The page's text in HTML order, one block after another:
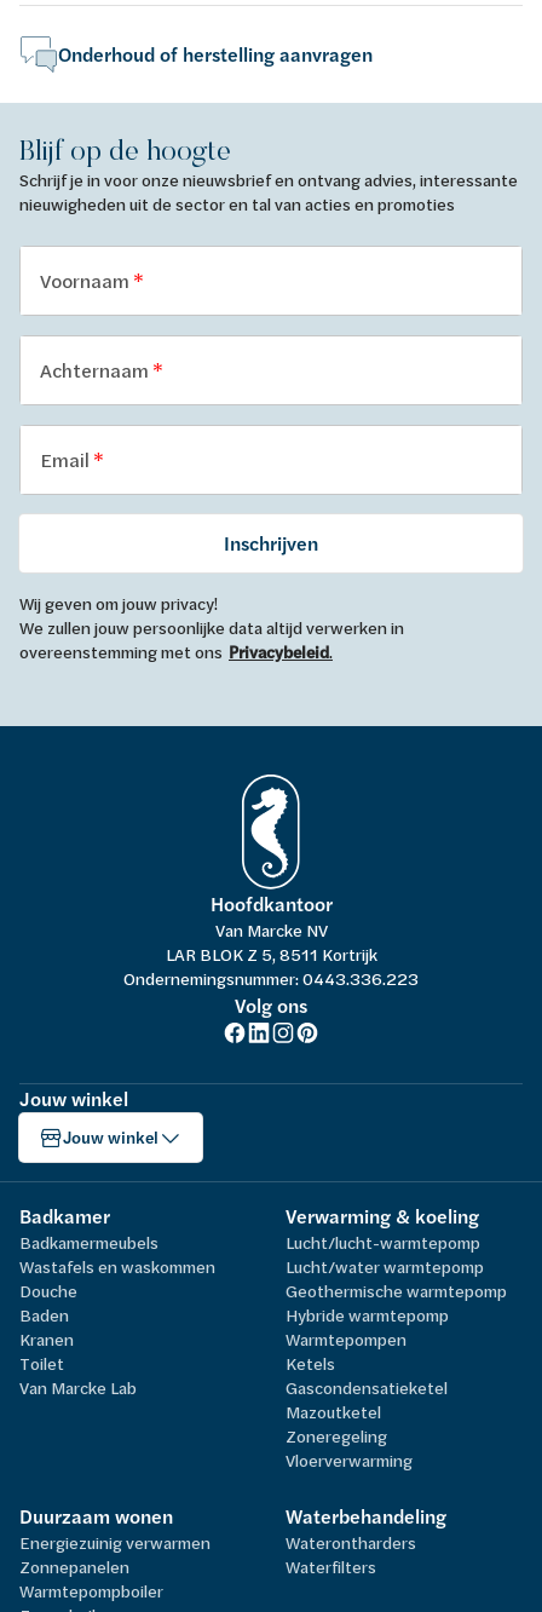
Onderhoud of herstelling aanvragen
Blijf op de hoogte
Schrijf je in voor onze nieuwsbrief en ontvang advies, interessante
nieuwigheden uit de sector en tal van acties en promoties
Voornaam
Achternaam
Email
Inschrijven
Wij geven om jouw privacy!
We zullen jouw persoonlijke data altijd verwerken in
overeenstemming met ons Privacybeleid.
Hoofdkantoor
Van Marcke NV
LAR BLOK Z 5, 8511 Kortrijk
Ondernemingsnummer: 0443.336.223
Volg ons
Jouw winkel
Jouw winkel
Badkamer
Badkamermeubels
Wastafels en waskommen
Douche
Baden
Kranen
Toilet
Van Marcke Lab
Verwarming & koeling
Lucht/lucht-warmtepomp
Lucht/water warmtepomp
Geothermische warmtepomp
Hybride warmtepomp
Warmtepompen
Ketels
Gascondensatieketel
Mazoutketel
Zoneregeling
Vloerverwarming
Duurzaam wonen
Energiezuinig verwarmen
Zonnepanelen
Warmtepompboiler
Waterbehandeling
Waterontharders
Waterfilters